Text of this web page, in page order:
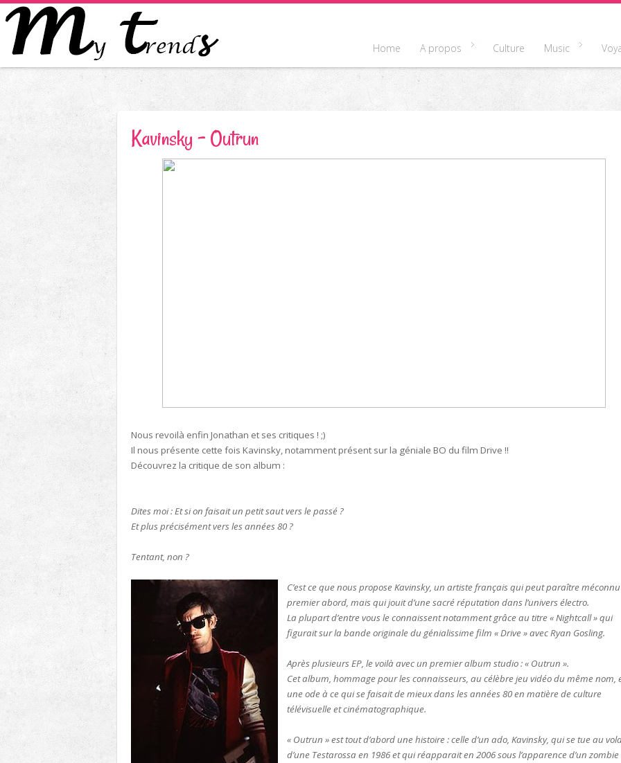
Home A propos Culture Music
Kavinsky - Outrun
Nous revoilà enfin Jonathan et ses critiques ! ;)
Il nous présente cette fois Kavinsky, notamment présent sur la géniale BO du film Drive !!
Découvrez la critique de son album :
Dites moi : Et si on faisait un petit saut vers le passé ?
Et plus précisément vers les années 80 ?
Tentant, non ?
C’est ce que nous propose Kavinsky, un artiste français qui peut paraître
premier abord, mais qui jouit d’une sacré réputation dans l’univers électro.
La plupart d’entre vous le connaissent notamment grâce au titre « Nightcall » qui
figurait sur la bande originale du génialissime film « Drive » avec Ryan Gosling.
Après plusieurs EP, le voilà avec un premier album studio : « Outrun ».
Cet album, hommage pour les connaisseurs, au célèbre jeu vidéo du même nom,
une ode à ce qui se faisait de mieux dans les années 80 en matière de culture
télévisuelle et cinématographique.
« Outrun » est tout d’abord une histoire : celle d’un ado, Kavinsky, qui se tue au
d’une Testarossa en 1986 et qui réapparait en 2006 sous l’apparence d’un